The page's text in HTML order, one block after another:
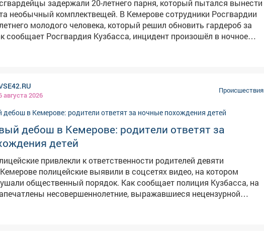
задержали 20-летнего парня, который пытался вынести
комплектвещей. В Кемерове сотрудники Росгвардии
молодого человека, который решил обновить гардероб за
сообщает Росгвардия Кузбасса, инцидент произошёл в ночное
на Ленинградском проспекте. Парень сложил в сумку
несколько пар носков, нижнее бельё, два напитка и бинокль –
его и нажал кнопку тревожной сигнализации. Прибывший
задержал парня и передал полиции для дальнейшего
уголовная
за покушение на кражу.
августа 2026
Происшествия
дебош в Кемерове: родители ответят за
детей
привлекли к ответственности родителей девяти
общественный порядок. Как сообщает полиция Кузбасса, на
несовершеннолетние, выражавшиеся нецензурной
школьник за рулём питбайка. – Нарушителями
трех школ Ленинского районав возрасте от 12 до 14 лет –